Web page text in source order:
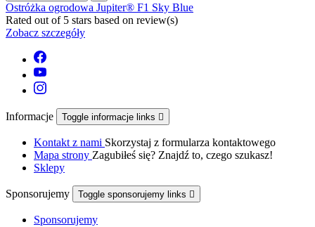
Ostróżka ogrodowa Jupiter® F1 Sky Blue
Rated out of 5 stars based on review(s)
Zobacz szczegóły
Informacje Toggle informacje links 
Kontakt z nami Skorzystaj z formularza kontaktowego
Mapa strony Zagubiłeś się? Znajdź to, czego szukasz!
Sklepy
Sponsorujemy Toggle sponsorujemy links 
Sponsorujemy